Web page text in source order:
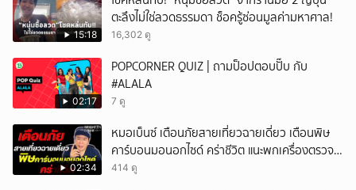
15:18
ตะลึงไม่ใช่ลวดธรรมดา ช็อครู้ซ่อนมูลค่ามหาศาล!
16,302 ดู
02:17
POPCORNER QUIZ | ถามป็อปตอบปั๊บ กับ
#ALALA
7 ดู
02:34
หมอเบ็นซ์ เตือนภัยสายเที่ยวฉายเดี่ยว เตือนพิษ
คาร์บอนมอนอกไซด์ คร่าชีวิต แนะพกเครื่องตรวจ
วัดติดตัว
414 ดู